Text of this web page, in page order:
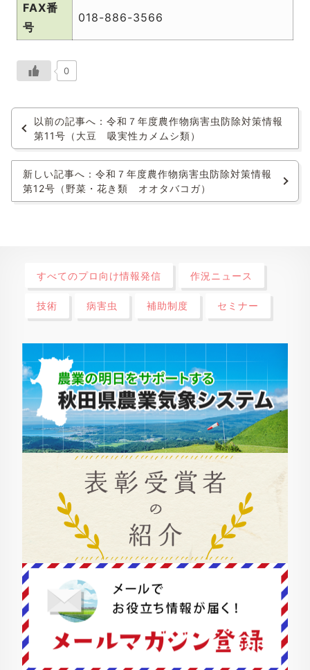
FAX番
号
018-886-3566
0
以前の記事へ：令和７年度農作物病害虫防除対策情報
第11号（大豆 吸実性カメムシ類）
新しい記事へ：令和７年度農作物病害虫防除対策情報
第12号（野菜・花き類 オオタバコガ）
すべてのプロ向け情報発信 作況ニュース
技術 病害虫 補助制度 セミナー